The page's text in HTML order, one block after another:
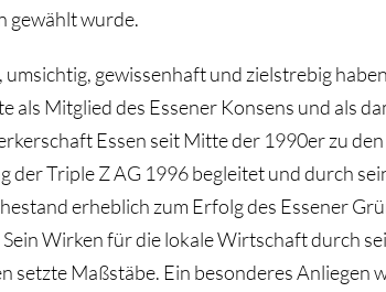
gewählt wurde.
gewissenhaft und zielstrebig
als Mitglied des Essener Konsens und als
Essen seit Mitte der 1990er zu
der Triple Z AG 1996 begleitet und durch
erheblich zum Erfolg des Essener
Wirken für die lokale Wirtschaft durch
setzte Maßstäbe. Ein besonderes Anliegen